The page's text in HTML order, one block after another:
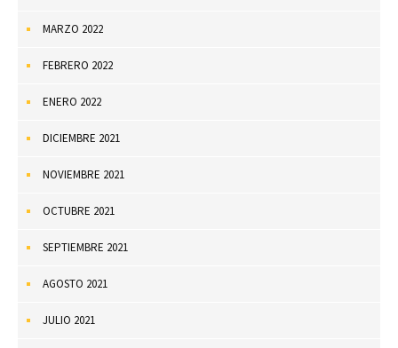
MARZO 2022
FEBRERO 2022
ENERO 2022
DICIEMBRE 2021
NOVIEMBRE 2021
OCTUBRE 2021
SEPTIEMBRE 2021
AGOSTO 2021
JULIO 2021